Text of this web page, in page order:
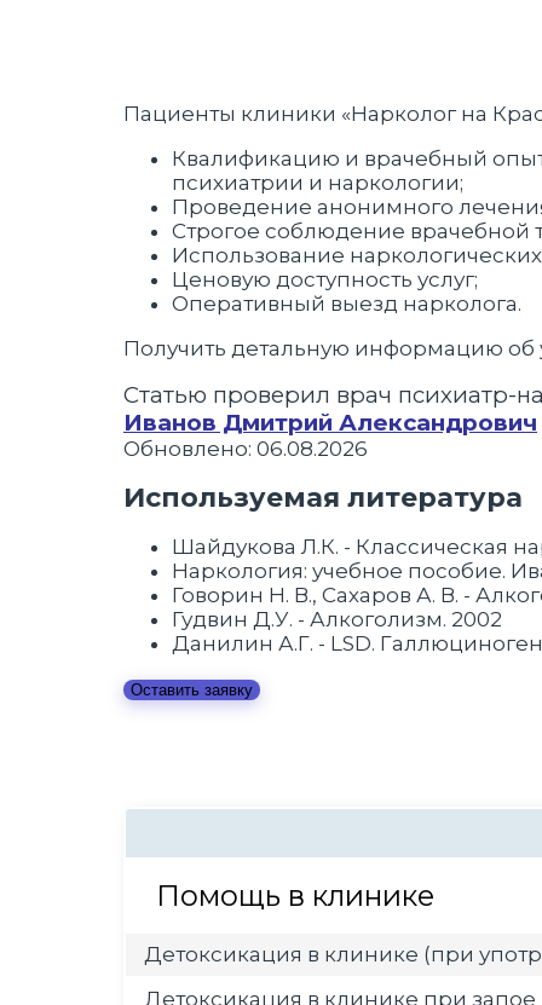
Пациенты клиники «Нарколог на
Квалификацию и врачебный
психиатрии и наркологии;
Проведение анонимного
Строгое соблюдение врачебной
Использование
Ценовую доступность услуг;
Оперативный выезд нарколога.
Получить детальную информацию об
Статью проверил врач психиатр-
Иванов Дмитрий Александрович
Обновлено: 06.08.2026
Используемая литература
Шайдукова Л.К. - Классическая
Наркология: учебное пособие.
Говорин Н. В., Сахаров А. В. -
Гудвин Д.У. - Алкоголизм. 2002
Данилин А.Г. - LSD.
Оставить заявку
Помощь в клинике
Детоксикация в клинике (при
Детоксикация в клинике при запое